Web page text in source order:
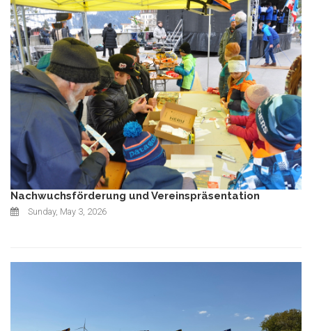
Nachwuchsförderung und Vereinspräsentation
Sunday, May 3, 2026